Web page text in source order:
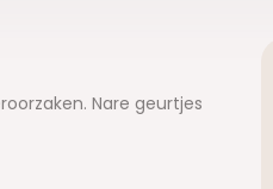
Nare geurtjes